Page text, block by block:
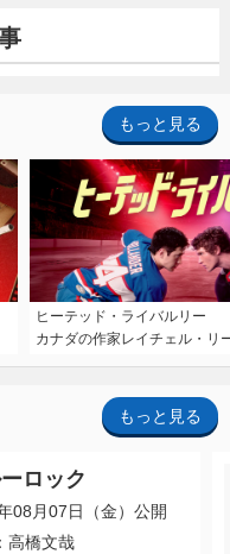
もっと見る
ヒーテッド・ライバルリー
カナダの作家レイチェル・リ
もっと見る
ロック
08月07日（金）公開
高橋文哉